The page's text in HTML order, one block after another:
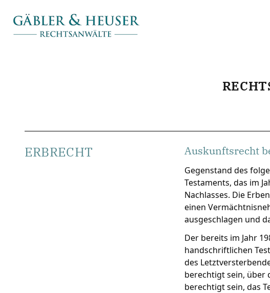
ERBRECHT Auskunftsrecht
Gegenstand des
Testaments, das im
Nachlasses. Die
einen
ausgeschlagen und
Der bereits im Jahr
handschriftlichen
des
berechtigt sein, über
berechtigt sein, das